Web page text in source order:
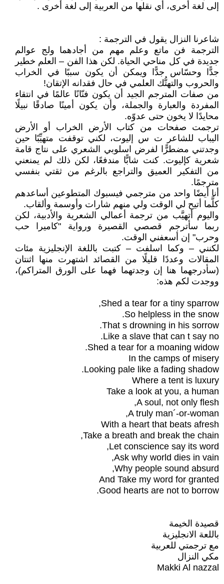
إلى لغة أخرى، أي نقلها من العربية إلى لغة أخرى .
شاعرنا النزال يقول في الترجمة :
الترجمة فن ماتع وعلم مهم من أجادهما ولج عوالم
جديدة في كل مناحي الحياة. لكن هذا الفن – العلم خطير
جدًّا وحسّاس جدًّا ويمكن أن يكون سببًا في الخراب
والحروب والتهتُّك العلمي في حال فقدانه الإتقان!
من صفات المترجم الجيد أن يكون فنّانًا عالمًا في انتقاء
المفردة والعبارة والجملة، وأن يكون أمينًا صادقًا نبيلًا
محايدًا لا يخون حتى عدوّه.
ترجمت صفحات من كتاب الأرض الخراب أو الأرض
اليباب للشاعر ت س إليوت، لكني توقفت متهيِّبًا حين
وجدتني مضطرًّا لفرض اسلوبي الشعري على نتاج قامة
شعرية كإليوت. كنت شابًّا مندفعًا، لكن ذلك لم يمنعني
من التفكير العميق والتراجع بالرغم من ثقتي بنفسي
مترجمًا.
أنا أيضًا واحد من مترجمي فيسبوك المتطوعين أساعدهم
كلَّما أتيح لي الوقت ولي منهم شارات وأوسمة وألقاب.
واليوم أتهيَّب من ترجمة أعمالي الشعرية والأدبية، لكن
ربما سأترجم قصصي القصيرة ورواية "كاميرا حب
وحرب" إن أسعفني الوقت.
لكنني – وكما اسلفت – كتبت باللغة الإنجليزية مئات
المقالات وعددًا قليلًا من القصائد اشتهرت منها اثنتان
(سأدرجهما هنا إن وجدتهما فهما على الورق المتراكم)،
ووجدت لكم هذه:
Shed a tear for a tiny sparrow,
So helpless in the snow.
That s drowning in his sorrow.
Like a slave that can t say no.
Shed a tear for a moaning widow.
In the camps of misery
Looking pale like a fading shadow.
Where a tent is luxury
Take a look at you, a human
A soul, not only flesh,
A truly man´-or-woman,
With a heart that beats afresh
Take a breath and break the chain,
Let conscience say its word,
Ask why world dies in vain,
Why people sound absurd,
And Take my word for granted
Good hearts are not to borrow.
قصيدة الخيمة
باللعة الانجليزية
مع ترجمتي للعربية
مكي النزال
Makki Al nazzal